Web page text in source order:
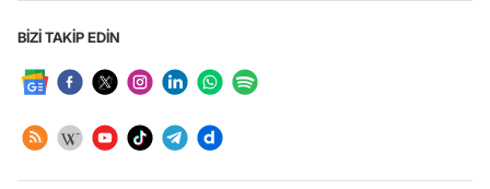
BİZİ TAKİP EDİN